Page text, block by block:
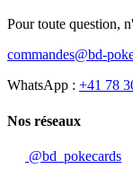
Pour toute question,
commandes@bd-
WhatsApp : +41 78
Nos réseaux
@bd_pokecards